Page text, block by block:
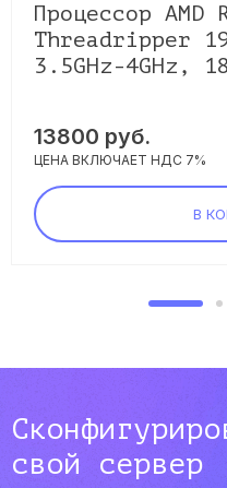
Процессор AMD
Threadripper
3.5GHz-4GHz,
13800 руб.
ЦЕНА ВКЛЮЧАЕТ НДС 7%
В
свой сервер